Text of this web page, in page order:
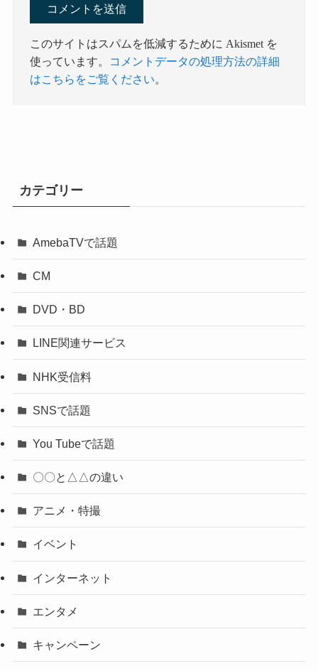
このサイトはスパムを低減するために Akismet を
使っています。
コメントデータの処理方法の詳細
はこちらをご覧ください。
カテゴリー
AmebaTVで話題
CM
DVD・BD
LINE関連サービス
NHK受信料
SNSで話題
You Tubeで話題
〇〇と△△の違い
アニメ・特撮
イベント
インターネット
エンタメ
キャンペーン